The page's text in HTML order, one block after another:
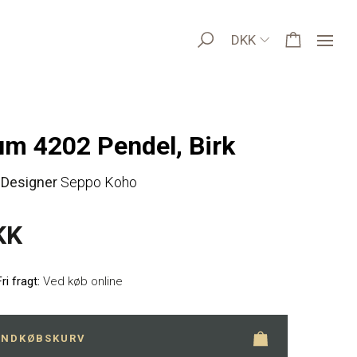
DKK
4202 Pendel, Birk
Designer Seppo Koho
fragt: Ved køb online